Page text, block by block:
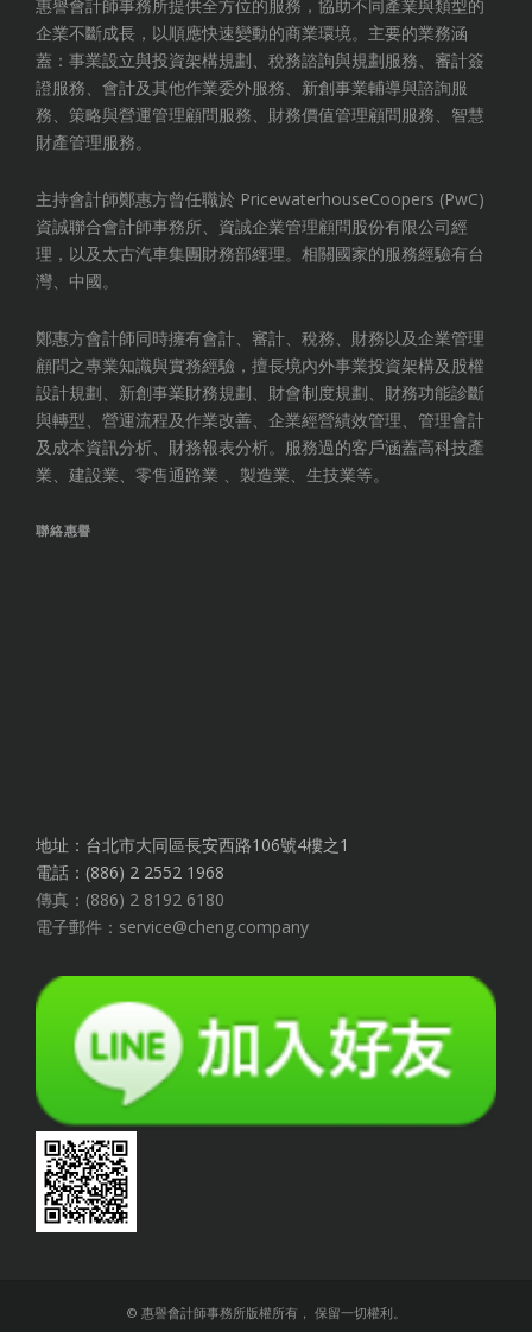
惠譽會計師事務所提供全方位的服務，協助不同產業與類型的
企業不斷成長，以順應快速變動的商業環境。主要的業務涵
蓋：事業設立與投資架構規劃、稅務諮詢與規劃服務、審計簽
證服務、會計及其他作業委外服務、新創事業輔導與諮詢服
務、策略與營運管理顧問服務、財務價值管理顧問服務、智慧
財產管理服務。
主持會計師鄭惠方曾任職於 PricewaterhouseCoopers (PwC)
資誠聯合會計師事務所、資誠企業管理顧問股份有限公司經
理，以及太古汽車集團財務部經理。相關國家的服務經驗有台
灣、中國。
鄭惠方會計師同時擁有會計、審計、稅務、財務以及企業管理
顧問之專業知識與實務經驗，擅長境內外事業投資架構及股權
設計規劃、新創事業財務規劃、財會制度規劃、財務功能診斷
與轉型、營運流程及作業改善、企業經營績效管理、管理會計
及成本資訊分析、財務報表分析。服務過的客戶涵蓋高科技產
業、建設業、零售通路業 、製造業、生技業等。
聯絡惠譽
地址：台北市大同區長安西路106號4樓之1
電話：(886) 2 2552 1968
傳真：(886) 2 8192 6180
電子郵件：service@cheng.company
© 惠譽會計師事務所版權所有， 保留一切權利。